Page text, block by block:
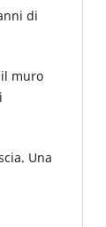
di
il muro
Una